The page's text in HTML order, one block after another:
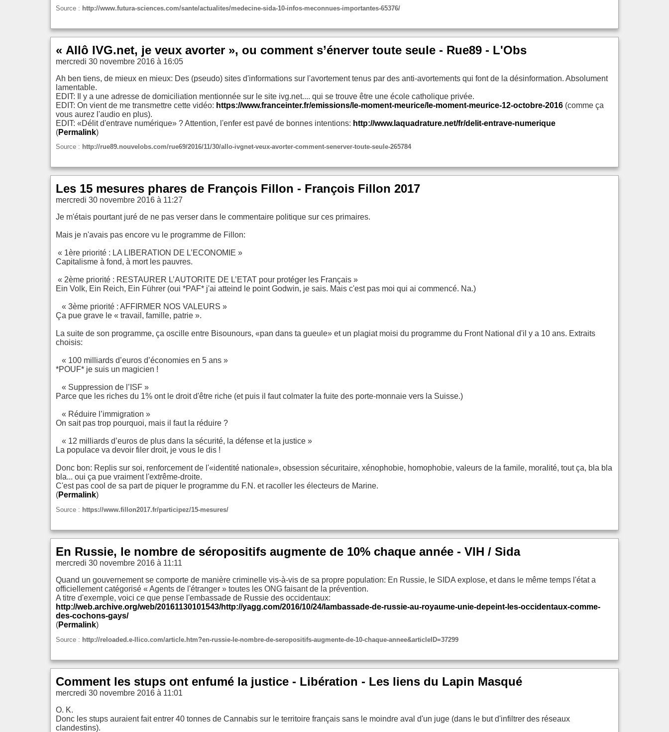
Source : http://www.futura-sciences.com/sante/actualites/medecine-sida-10-infos-meconnues-importantes-65376/
« Allô IVG.net, je veux avorter », ou comment s’énerver toute seule - Rue89 - L'Obs
mercredi 30 novembre 2016 à 16:05
Ah ben tiens, de mieux en mieux: Des (pseudo) sites d'informations sur l'avortement tenus par des anti-avortements qui font de la désinformation. Absolument
lamentable.
EDIT: Il y a une adresse de domiciliation mentionnée sur le site ivg.net.... qui se trouve être une école catholique privée.
EDIT: On vient de me transmettre cette vidéo: https://www.franceinter.fr/emissions/le-moment-meurice/le-moment-meurice-12-octobre-2016 (comme ça
vous aurez l'audio en plus).
EDIT: «Délit d'entrave numérique» ? Attention, l'enfer est pavé de bonnes intentions: http://www.laquadrature.net/fr/delit-entrave-numerique
(Permalink)
Source : http://rue89.nouvelobs.com/rue69/2016/11/30/allo-ivgnet-veux-avorter-comment-senerver-toute-seule-265784
Les 15 mesures phares de François Fillon - François Fillon 2017
mercredi 30 novembre 2016 à 11:27
Je m'étais pourtant juré de ne pas verser dans le commentaire politique sur ces primaires.
Mais je n'avais pas encore vu le programme de Fillon:
« 1ère priorité : LA LIBERATION DE L’ECONOMIE »
Capitalisme à fond, à mort les pauvres.
« 2ème priorité : RESTAURER L’AUTORITE DE L’ETAT pour protéger les Français »
Ein Volk, Ein Reich, Ein Führer (oui *PAF* j'ai atteind le point Godwin, je sais. Mais c'est pas moi qui ai commencé. Na.)
« 3ème priorité : AFFIRMER NOS VALEURS »
Ça pue grave le « travail, famille, patrie ».
La suite de son programme, ça oscille entre Bisounours, «pan dans ta gueule» et un plagiat moisi du programme du Front National d'il y a 10 ans. Extraits
choisis:
« 100 milliards d’euros d’économies en 5 ans »
*POUF* je suis un magicien !
« Suppression de l’ISF »
Parce que les riches du 1% ont le droit d'être riche (et puis il faut colmater la fuite des porte-monnaie vers la Suisse.)
« Réduire l’immigration »
On sait pas trop pourquoi, mais il faut la réduire ?
« 12 milliards d’euros de plus dans la sécurité, la défense et la justice »
La populace va devoir filer droit, je vous le dis !
Donc bon: Replis sur soi, renforcement de l'«identité nationale», obsession sécuritaire, xénophobie, homophobie, valeurs de la famile, moralité, tout ça, bla bla
bla... oui ça pue vraiment l'extrême-droite.
C'est pas cool de sa part de piquer le programme du F.N. et racoller les électeurs de Marine.
(Permalink)
Source : https://www.fillon2017.fr/participez/15-mesures/
En Russie, le nombre de séropositifs augmente de 10% chaque année - VIH / Sida
mercredi 30 novembre 2016 à 11:11
Quand un gouvernement se comporte de manière criminelle vis-à-vis de sa propre population: En Russie, le SIDA explose, et dans le même temps l'état a
officiellement catégorisé « Agents de l'étranger » toutes les ONG faisant de la prévention.
A titre d'exemple, voici ce que pense l'embassade de Russie des occidentaux:
http://web.archive.org/web/20161130101543/http://yagg.com/2016/10/24/lambassade-de-russie-au-royaume-unie-depeint-les-occidentaux-comme-
des-cochons-gays/
(Permalink)
Source : http://reloaded.e-llico.com/article.htm?en-russie-le-nombre-de-seropositifs-augmente-de-10-chaque-annee&articleID=37299
Comment les stups ont enfumé la justice - Libération - Les liens du Lapin Masqué
mercredi 30 novembre 2016 à 11:01
O. K.
Donc les stups auraient fait entrer 40 tonnes de Cannabis sur le territoire français sans le moindre aval d'un juge (dans le but d'infiltrer des réseaux
clandestins).